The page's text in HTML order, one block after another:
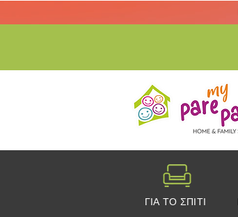
ΓΙΑ ΤΟ ΣΠΙΤΙ